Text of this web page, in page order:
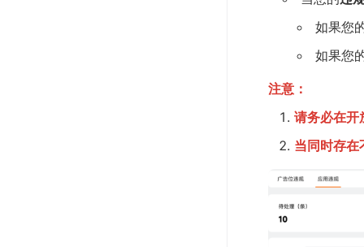
如果您
如果您
注意：
请务必在开
当同时存在